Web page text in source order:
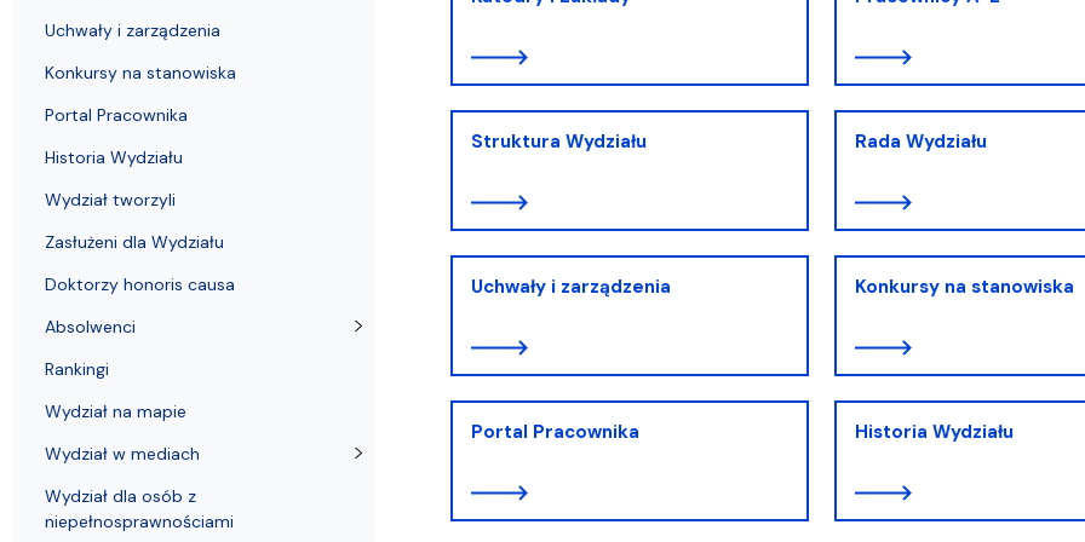
Struktura Wydziału Rada Wydziału
Uchwały i zarządzenia Konkursy na stanowiska
Portal Pracownika Historia Wydziału
Uchwały i zarządzenia
Konkursy na stanowiska
Portal Pracownika
Historia Wydziału
Wydział tworzyli
Zasłużeni dla Wydziału
Doktorzy honoris causa
Absolwenci
Rankingi
Wydział na mapie
Wydział w mediach
Wydział dla osób z
niepełnosprawnościami